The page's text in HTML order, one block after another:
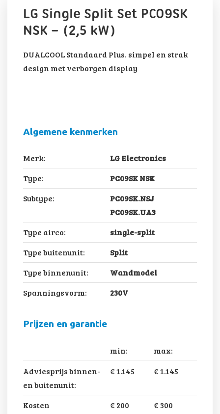
LG Single Split Set PC09SK
NSK – (2,5 kW)
DUALCOOL Standaard Plus. simpel en strak
design met verborgen display
Algemene kenmerken
Merk:
LG Electronics
Type:
PC09SK NSK
Subtype:
PC09SK.NSJ
PC09SK.UA3
Type airco:
single-split
Type buitenunit:
Split
Type binnenunit:
Wandmodel
Spanningsvorm:
230V
Prijzen en garantie
min:
max:
Adviesprijs binnen-
en buitenunit:
€ 1.145 € 1.145
Kosten
€ 200 € 300